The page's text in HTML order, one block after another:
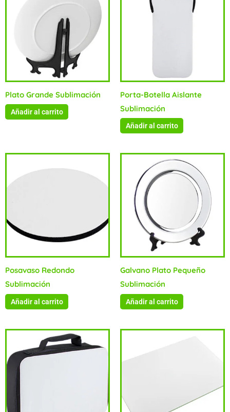
Plato Grande Sublimación
Añadir al carrito
Porta-Botella Aislante
Sublimación
Añadir al carrito
Posavaso Redondo
Sublimación
Añadir al carrito
Galvano Plato Pequeño
Sublimación
Añadir al carrito